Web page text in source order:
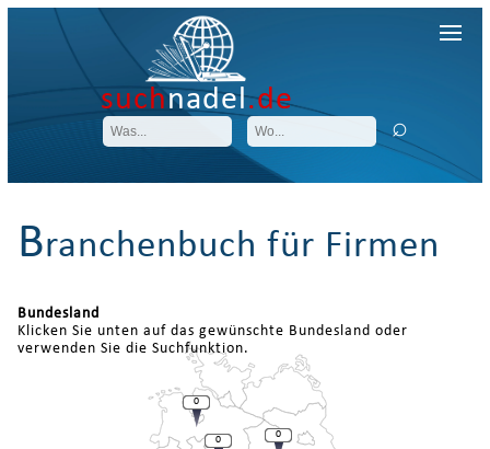
suchnadel.de
Branchenbuch für Firmen
Bundesland
Klicken Sie unten auf das gewünschte Bundesland oder
verwenden Sie die Suchfunktion.
0
0
0